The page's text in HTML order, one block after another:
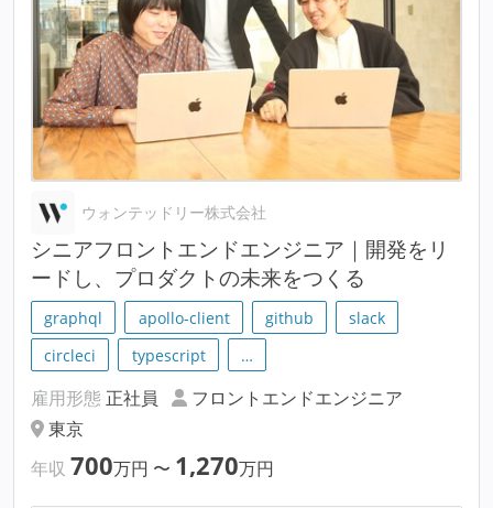
ウォンテッドリー株式会社
シニアフロントエンドエンジニア｜開発をリ
ードし、プロダクトの未来をつくる
graphql apollo-client github
slack
circleci
typescript …
雇用形態 正社員
フロントエンドエンジニア
東京
年収 700万円 〜 1,270万円